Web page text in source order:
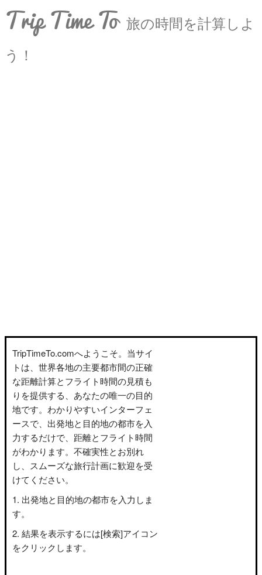
Trip Time To 旅の時間を計算しよ
う！
TripTimeTo.comへようこそ。当サイ
トは、世界各地の主要都市間の正確
な距離計算とフライト時間の見積も
りを提供する、あなたの唯一の目的
地です。わかりやすいインターフェ
ースで、出発地と目的地の都市を入
力するだけで、距離とフライト時間
がわかります。不確実性とお別れ
し、スムーズな旅行計画に歓迎を受
けてください。
出発地と目的地の都市を入力しま
す。
結果を表示するには[検索]アイコン
をクリックします。